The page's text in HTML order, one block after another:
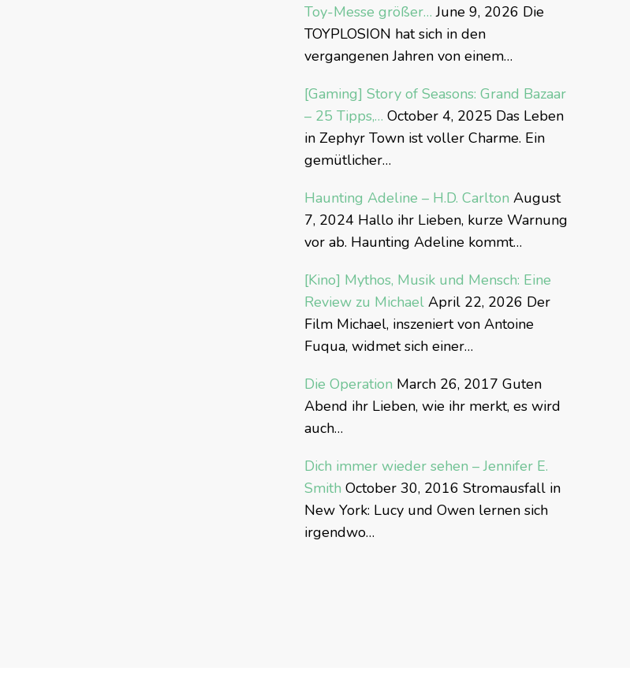
Toy-Messe größer… June 9, 2026 Die
TOYPLOSION hat sich in den
vergangenen Jahren von einem…
[Gaming] Story of Seasons: Grand Bazaar
– 25 Tipps,… October 4, 2025 Das Leben
in Zephyr Town ist voller Charme. Ein
gemütlicher…
Haunting Adeline – H.D. Carlton August
7, 2024 Hallo ihr Lieben, kurze Warnung
vor ab. Haunting Adeline kommt…
[Kino] Mythos, Musik und Mensch: Eine
Review zu MichaelApril 22, 2026 Der
Film Michael, inszeniert von Antoine
Fuqua, widmet sich einer…
Die Operation March 26, 2017 Guten
Abend ihr Lieben, wie ihr merkt, es wird
auch…
Dich immer wieder sehen – Jennifer E.
Smith October 30, 2016 Stromausfall in
New York: Lucy und Owen lernen sich
irgendwo…